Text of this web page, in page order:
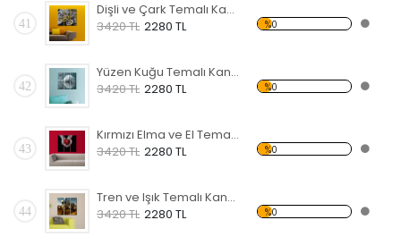
41
Dişli ve Çark Temalı Kanvas Tablo
3420 TL 2280 TL %0
42
Yüzen Kuğu Temalı Kanvas Tablo
3420 TL 2280 TL %0
43
Kırmızı Elma ve El Temalı Kanvas Tablo
3420 TL 2280 TL %0
44
Tren ve Işık Temalı Kanvas Tablo
3420 TL 2280 TL %0